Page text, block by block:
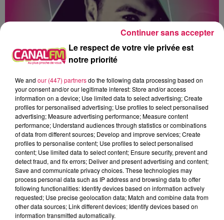
0h00 - 1h00
Club'in Canal fm By Nexxyo
17h01
17h01 16h56
16h56 16h53
16h53
Le respect de votre vie privée est
notre priorité
We and our (447) partnersdo the following data processing based on
your consent and/or our legitimate interest: Store and/or access
information on a device; Use limited data to select advertising; Create
profiles for personalised advertising; Use profiles to select personalised
advertising; Measure advertising performance; Measure content
performance; Understand audiences through statistics or combinations
of data from different sources; Develop and improve services; Create
profiles to personalise content; Use profiles to select personalised
content; Use limited data to select content; Ensure security, prevent and
detect fraud, and fix errors; Deliver and present advertising and content;
Save and communicate privacy choices. These technologies may
process personal data such as IP address and browsing data to offer
following functionalities: Identify devices based on information actively
requested; Use precise geolocation data; Match and combine data from
other data sources; Link different devices; Identify devices based on
information transmitted automatically.
Continuer sans accepter